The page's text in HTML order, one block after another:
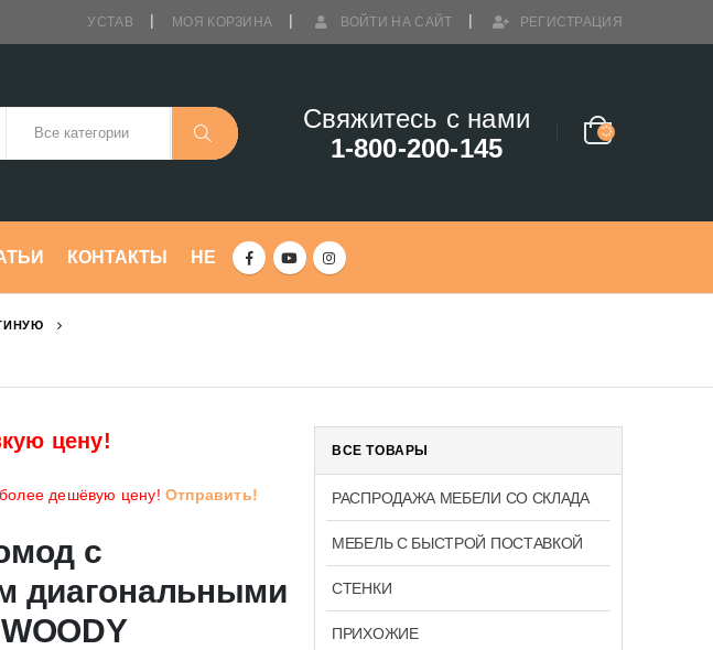
УСТАВ МОЯ КОРЗИНА ВОЙТИ НА САЙТ РЕГИСТРАЦИЯ
Свяжитесь с нами
1-800-200-145
КОНТАКТЫ HE
цену!
дешёвую цену! Отправить!
с
диагональными
ВСЕ ТОВАРЫ
РАСПРОДАЖА МЕБЕЛИ СО СКЛАДА
МЕБЕЛЬ С БЫСТРОЙ ПОСТАВКОЙ
СТЕНКИ
ПРИХОЖИЕ